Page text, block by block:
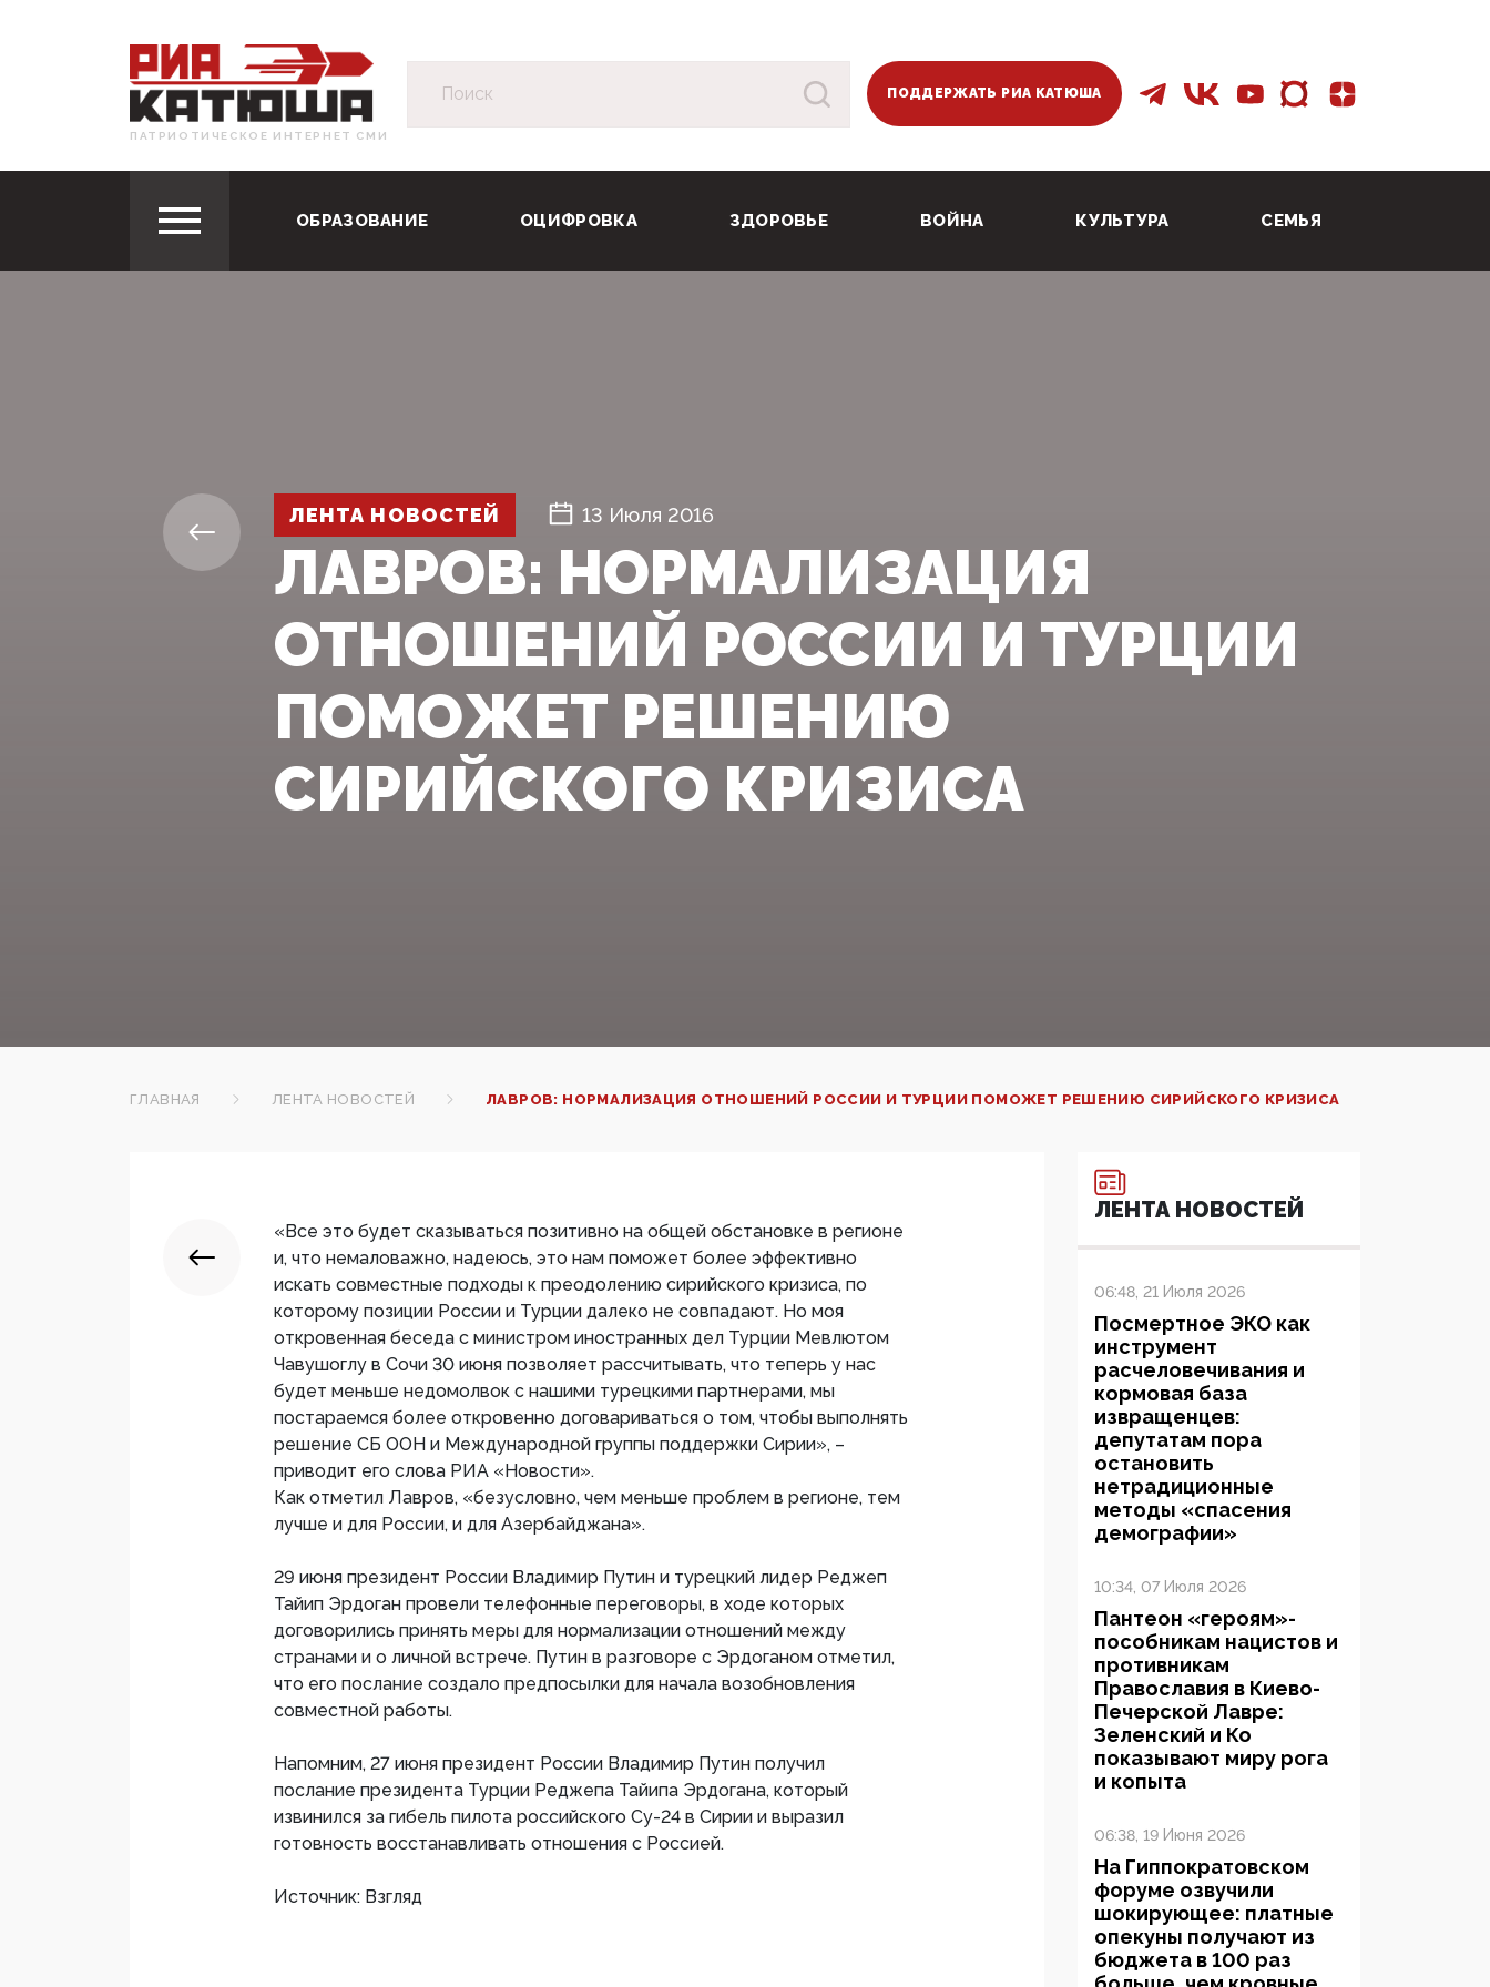
ПАТРИОТИЧЕСКОЕ ИНТЕРНЕТ СМИ
ПОДДЕРЖАТЬ РИА КАТЮША
ОБРАЗОВАНИЕ ОЦИФРОВКА ЗДОРОВЬЕ ВОЙНА КУЛЬТУРА СЕМЬЯ
ЛЕНТА НОВОСТЕЙ 13 Июля 2016
ЛАВРОВ: НОРМАЛИЗАЦИЯ
ОТНОШЕНИЙ РОССИИ И ТУРЦИИ
ПОМОЖЕТ РЕШЕНИЮ
СИРИЙСКОГО КРИЗИСА
ГЛАВНАЯ ЛЕНТА НОВОСТЕЙ ЛАВРОВ: НОРМАЛИЗАЦИЯ ОТНОШЕНИЙ РОССИИ И ТУРЦИИ ПОМОЖЕТ РЕШЕНИЮ СИРИЙСКОГО КРИЗИСА
«Все это будет сказываться позитивно на общей обстановке в регионе
и, что немаловажно, надеюсь, это нам поможет более эффективно
искать совместные подходы к преодолению сирийского кризиса, по
которому позиции России и Турции далеко не совпадают. Но моя
откровенная беседа с министром иностранных дел Турции Мевлютом
Чавушоглу в Сочи 30 июня позволяет рассчитывать, что теперь у нас
будет меньше недомолвок с нашими турецкими партнерами, мы
постараемся более откровенно договариваться о том, чтобы выполнять
решение СБ ООН и Международной группы поддержки Сирии», –
приводит его слова РИА «Новости».
Как отметил Лавров, «безусловно, чем меньше проблем в регионе, тем
лучше и для России, и для Азербайджана».
29 июня президент России Владимир Путин и турецкий лидер Реджеп
Тайип Эрдоган провели телефонные переговоры, в ходе которых
договорились принять меры для нормализации отношений между
странами и о личной встрече. Путин в разговоре с Эрдоганом отметил,
что его послание создало предпосылки для начала возобновления
совместной работы.
Напомним, 27 июня президент России Владимир Путин получил
послание президента Турции Реджепа Тайипа Эрдогана, который
извинился за гибель пилота российского Су-24 в Сирии и выразил
готовность восстанавливать отношения с Россией.
Источник: Взгляд
ЛЕНТА НОВОСТЕЙ
06:48, 21 Июля 2026
Посмертное ЭКО как
инструмент
расчеловечивания и
кормовая база
извращенцев:
депутатам пора
остановить
нетрадиционные
методы «спасения
демографии»
10:34, 07 Июля 2026
Пантеон «героям»-
пособникам нацистов и
противникам
Православия в Киево-
Печерской Лавре:
Зеленский и Ко
показывают миру рога
и копыта
06:38, 19 Июня 2026
На Гиппократовском
форуме озвучили
шокирующее: платные
опекуны получают из
бюджета в 100 раз